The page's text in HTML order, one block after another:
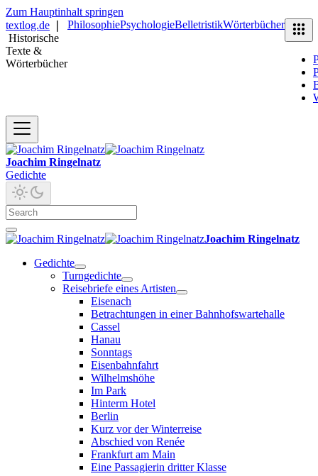
Zum Hauptinhalt springen
textlog.de
Historische
Texte &
Wörterbücher
PhilosophiePsychologieBelletristikWörterbücher
Joachim Ringelnatz
Gedichte
Joachim Ringelnatz
Gedichte
Turngedichte
Reisebriefe eines Artisten
Eisenach
Betrachtungen in einer Bahnhofswartehalle
Cassel
Hanau
Sonntags
Eisenbahnfahrt
Wilhelmshöhe
Im Park
Hinterm Hotel
Berlin
Kurz vor der Winterreise
Abschied von Renée
Frankfurt am Main
Eine Passagierin dritter Klasse